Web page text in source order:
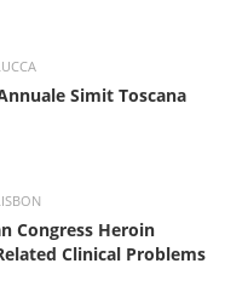
Simit Toscana
Congress Heroin
Clinical Problems